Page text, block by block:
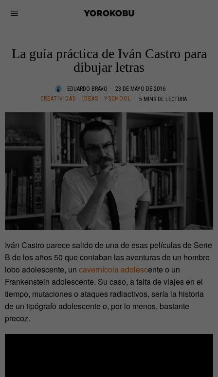
La guía práctica de Iván Castro para
dibujar letras
EDUARDO BRAVO
23 DE MAYO DE 2016
CREATIVIDAD · IDEAS · YSCHOOL 5 MINS DE LECTURA
Iván Castro parece salido de una de esas películas de Serie
B de los años 50 que contaban las aventuras de un hombre
lobo adolescente, un cavernícola adolescente o un
Frankenstein adolescente. Su caso, a falta de viajes en el
tiempo, mutaciones o ataques radiactivos, sería la historia
de un tipógrafo adolescente o, por lo menos, bastante
precoz.